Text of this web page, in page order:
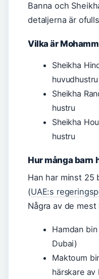
Banna och
detaljerna är
Vilka är
Sheikha
Sheikha
hustru
Sheikha
hustru
Hur många barn
Han har minst 25
(UAE:s
Några av de mest
Hamdan
Dubai)
Maktoum
härskare av